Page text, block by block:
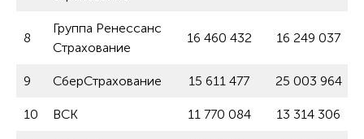
8
Группа Ренессанс
Страхование
16 460 432 16 249 037
9 СберСтрахование 15 611 477 25 003 964
10 ВСК 11 770 084 13 314 306